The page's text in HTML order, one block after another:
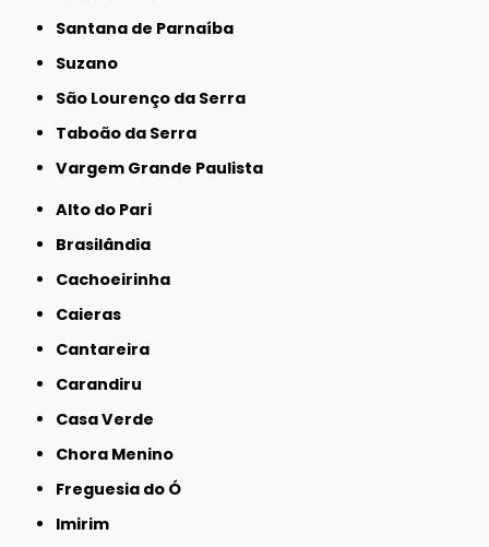
Santana de Parnaíba
Suzano
São Lourenço da Serra
Taboão da Serra
Vargem Grande Paulista
Alto do Pari
Brasilândia
Cachoeirinha
Caieras
Cantareira
Carandiru
Casa Verde
Chora Menino
Freguesia do Ó
Imirim